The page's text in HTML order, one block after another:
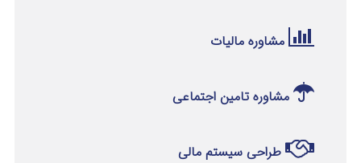
مشاوره مالیات
مشاوره تامین اجتماعی
طراحی سیستم مالی